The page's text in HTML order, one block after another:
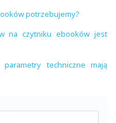
potrzebujemy?
na czytniku ebooków jest
techniczne mają